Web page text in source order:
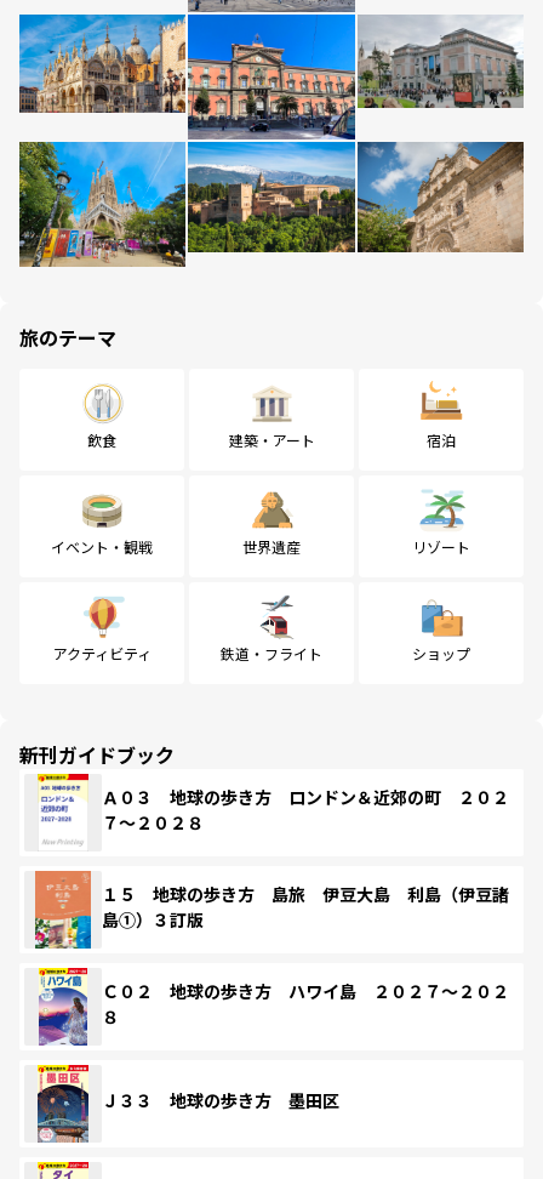
旅のテーマ
飲食 建築・アート 宿泊
イベント・観戦 世界遺産 リゾート
アクティビティ 鉄道・フライト ショップ
新刊ガイドブック
Ａ０３ 地球の歩き方 ロンドン＆近郊の町 ２０２
７～２０２８
１５ 地球の歩き方 島旅 伊豆大島 利島（伊豆諸
島①）３訂版
Ｃ０２ 地球の歩き方 ハワイ島 ２０２７～２０２
８
Ｊ３３ 地球の歩き方 墨田区